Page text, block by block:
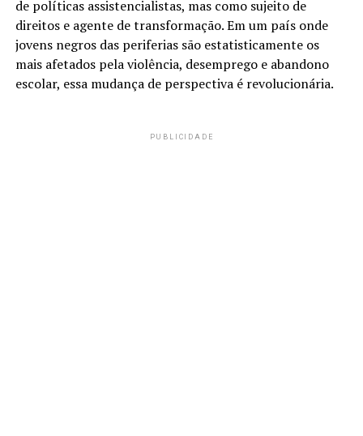
de políticas assistencialistas, mas como sujeito de
direitos e agente de transformação. Em um país onde
jovens negros das periferias são estatisticamente os
mais afetados pela violência, desemprego e abandono
escolar, essa mudança de perspectiva é revolucionária.
PUBLICIDADE